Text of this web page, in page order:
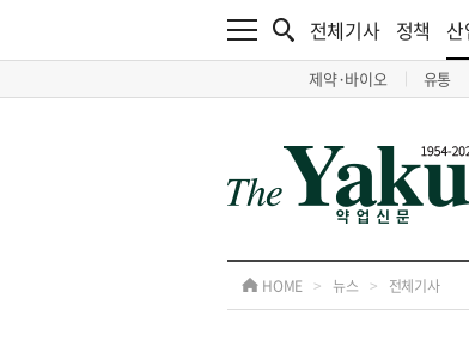
전체기사 정책 산
제약·바이오 유통
HOME > 뉴스 > 전체기사